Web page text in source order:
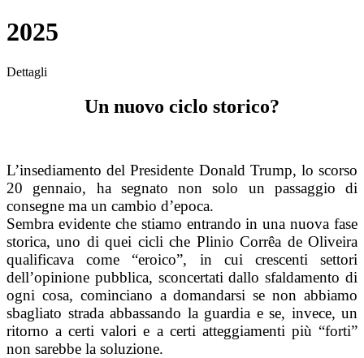
2025
Dettagli
Un nuovo ciclo storico?
L’insediamento del Presidente Donald Trump, lo scorso
20 gennaio, ha segnato non solo un passaggio di
consegne ma un cambio d’epoca.
Sembra evidente che stiamo entrando in una nuova fase
storica, uno di quei cicli che Plinio Corrêa de Oliveira
qualificava come “eroico”, in cui crescenti settori
dell’opinione pubblica, sconcertati dallo sfaldamento di
ogni cosa, cominciano a domandarsi se non abbiamo
sbagliato strada abbassando la guardia e se, invece, un
ritorno a certi valori e a certi atteggiamenti più “forti”
non sarebbe la soluzione.